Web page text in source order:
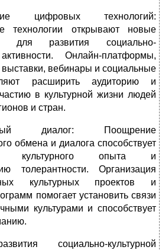
цифровых технологий:
технологии открывают новые
для развития социально-
Онлайн-платформы,
вебинары и социальные
расширить аудиторию и
в культурной жизни людей
и стран.
диалог: Поощрение
обмена и диалога способствует
культурного опыта и
толерантности. Организация
культурных проектов и
помогает установить связи
культурами и способствует
социально-культурной